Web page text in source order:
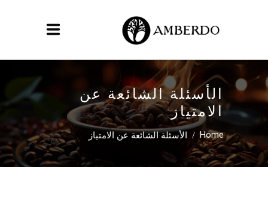
الأسئلة الشائعة عن
الامتياز
Home
/ الأسئلة الشائعة عن الامتياز